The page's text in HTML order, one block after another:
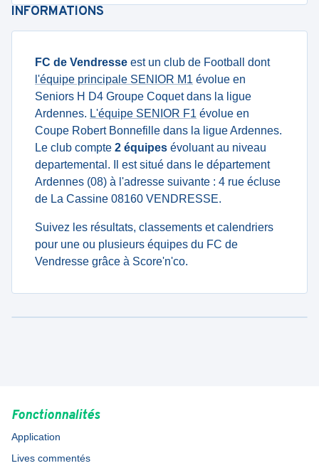
INFORMATIONS
FC de Vendresse est un club de Football dont
l'équipe principale SENIOR M1 évolue en
Seniors H D4 Groupe Coquet dans la ligue
Ardennes. L'équipe SENIOR F1 évolue en
Coupe Robert Bonnefille dans la ligue Ardennes.
Le club compte 2 équipes évoluant au niveau
departemental. Il est situé dans le département
Ardennes (08) à l'adresse suivante : 4 rue écluse
de La Cassine 08160 VENDRESSE.
Suivez les résultats, classements et calendriers
pour une ou plusieurs équipes du FC de
Vendresse grâce à Score'n'co.
Fonctionnalités
Application
Lives commentés